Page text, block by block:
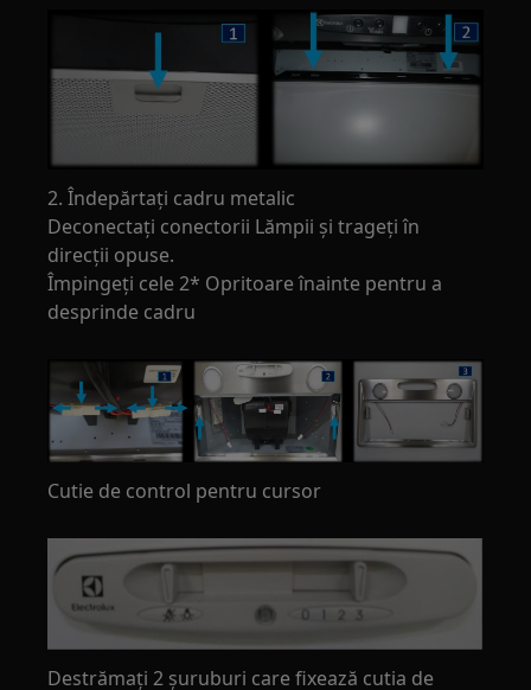
2. Îndepărtați cadru metalic
Deconectați conectorii Lămpii și trageți în
direcții opuse.
Împingeți cele 2* Opritoare înainte pentru a
desprinde cadru
Cutie de control pentru cursor
Destrămați 2 șuruburi care fixează cutia de